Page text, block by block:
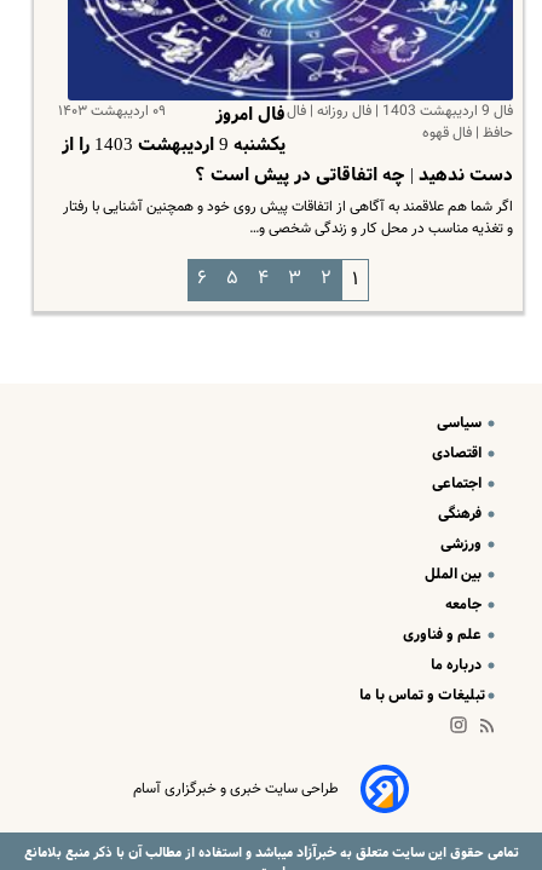
فال 9 اردیبهشت 1403 | فال روزانه | فال
حافظ | فال قهوه
۰۹ اردیبهشت ۱۴۰۳
فال امروز
یکشنبه 9 اردیبهشت 1403 را از
دست ندهید | چه اتفاقاتی در پیش است ؟
اگر شما هم علاقمند به آگاهی از اتفاقات پیش روی خود و همچنین آشنایی با رفتار
و تغذیه مناسب در محل کار و زندگی شخصی و…
۱ ۲ ۳ ۴ ۵ ۶
سیاسی
اقتصادی
اجتماعی
فرهنگی
ورزشی
بین الملل
جامعه
علم و فناوری
درباره ما
تبلیغات و تماس با ما
طراحی سایت خبری و خبرگزاری آسام
تمامی حقوق این سایت متعلق بهخبرآزادمیباشد و استفاده از مطالب آن با ذکر منبع بلامانع